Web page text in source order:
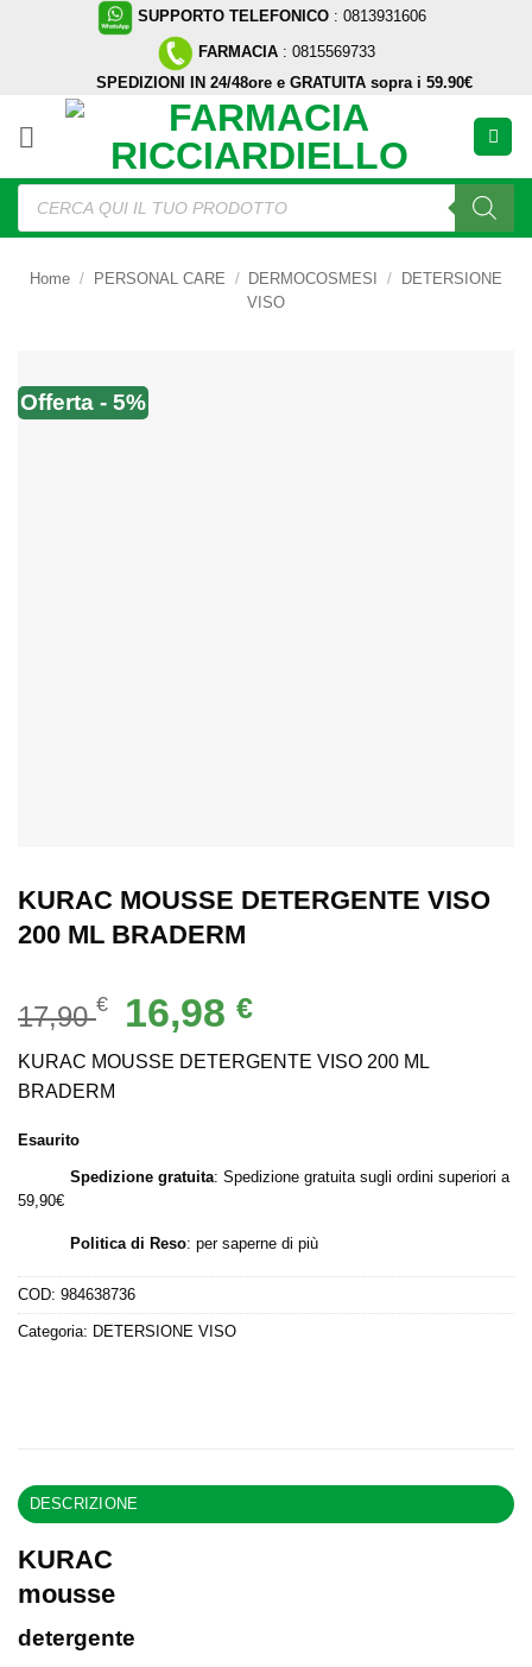
SUPPORTO TELEFONICO : 0813931606
FARMACIA : 0815569733
SPEDIZIONI IN 24/48ore e GRATUITA sopra i 59.90€
Ricerca
prodotti
Home / PERSONAL CARE / DERMOCOSMESI /
DETERSIONE
VISO
Offerta - 5%
KURAC MOUSSE DETERGENTE VISO
200 ML BRADERM
17,90€
Il
prezzo
originale
16,98€Il
attuale
KURAC MOUSSE DETERGENTE VISO 200 ML
BRADERM
Esaurito
Spedizione gratuita: Spedizione gratuita sugli ordini superiori a
59,90€
Politica di Reso: per saperne di più
COD: 984638736
Categoria: DETERSIONE VISO
DESCRIZIONE
KURAC
mousse
detergente